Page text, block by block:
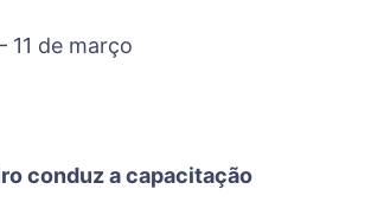
11 de março
conduz a capacitação